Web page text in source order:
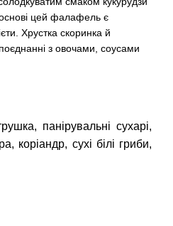
цей фалафель є
Хрустка скоринка й
з овочами, соусами
панірувальні сухарі,
коріандр, сухі білі гриби,